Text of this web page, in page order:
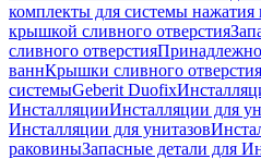
комплекты для системы нажатия
крышкой сливного отверстия
сливного отверстия
ваннКрышки сливного отверстия
системыGeberit Duofix
ИнсталляцииИнсталляции для
Инсталляции для унитазов
раковиныЗапасные детали для